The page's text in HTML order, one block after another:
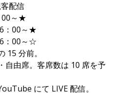
配信
00～★
：00～★
：00～☆
15 分前。
自由席。客席数は 10 席を予
にて LIVE 配信。